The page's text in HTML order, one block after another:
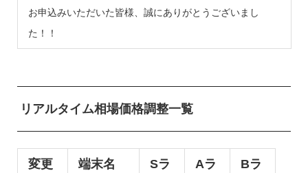
お申込みいただいた皆様、誠にありがとうございまし
た！！
リアルタイム相場価格調整一覧
変更
端末名
Sラ
Aラ
Bラ